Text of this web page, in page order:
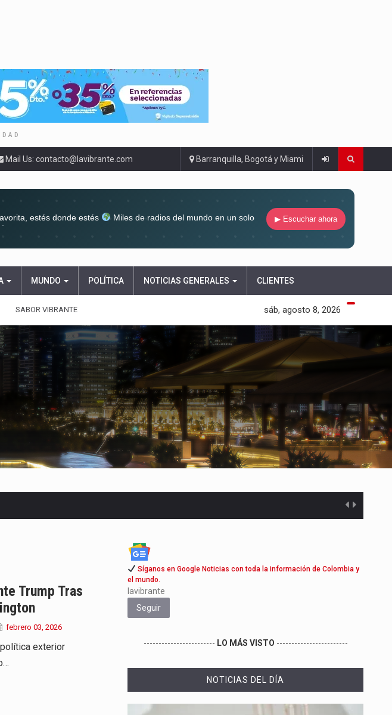
Mail Us: contacto@lavibrante.com Barranquilla, Bogotá y Miami
estés donde estés
Miles de radios del mundo en un solo
▶ Escuchar ahora
MUNDO POLÍTICA NOTICIAS GENERALES CLIENTES
SABOR VIBRANTE sáb, agosto 8, 2026
Trump Tras
febrero 03, 2026
política exterior
Síganos en Google Noticias con toda la información de Colombia y
el mundo.
lavibrante
Seguir
------------------------ LO MÁS VISTO ------------------------
NOTICIAS DEL DÍA